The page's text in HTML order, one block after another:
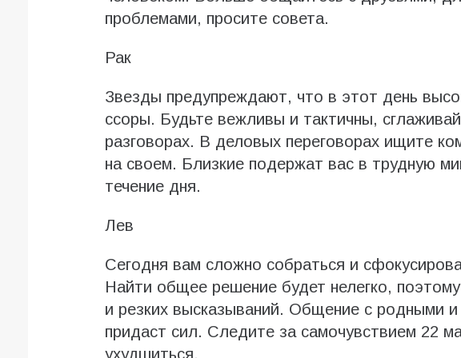
проблемами, просите совета.
Рак
Звезды предупреждают, что в этот день
ссоры. Будьте вежливы и тактичны,
разговорах. В деловых переговорах ищите
на своем. Близкие подержат вас в трудную
течение дня.
Лев
Сегодня вам сложно собраться и
Найти общее решение будет нелегко, поэтому
и резких высказываний. Общение с родными и
придаст сил. Следите за самочувствием 22
ухудшиться.